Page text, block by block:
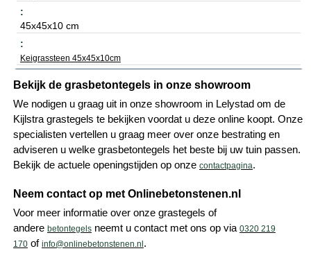
45x45x10 cm
Keigrassteen 45x45x10cm
Bekijk de grasbetontegels in onze showroom
We nodigen u graag uit in onze showroom in Lelystad om de
Kijlstra grastegels te bekijken voordat u deze online koopt. Onze
specialisten vertellen u graag meer over onze bestrating en
adviseren u welke grasbetontegels het beste bij uw tuin passen.
Bekijk de actuele openingstijden op onze contactpagina.
Neem contact op met Onlinebetonstenen.nl
Voor meer informatie over onze grastegels of
andere betontegelsneemt u contact met ons op via 0320 219
170of info@onlinebetonstenen.nl .